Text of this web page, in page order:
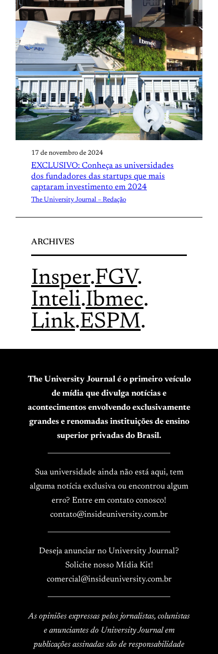
17 de novembro de 2024
EXCLUSIVO: Conheça as universidades
dos fundadores das startups que mais
captaram investimento em 2024
The University Journal – Redação
ARCHIVES
Insper.FGV.
Inteli.Ibmec.
Link.ESPM.
The University Journal é o primeiro veículo
de mídia que divulga notícias e
acontecimentos envolvendo exclusivamente
grandes e renomadas instituições de ensino
superior privadas do Brasil.
Sua universidade ainda não está aqui, tem
alguma notícia exclusiva ou encontrou algum
erro? Entre em contato conosco!
contato@insideuniversity.com.br
Deseja anunciar no University Journal?
Solicite nosso Mídia Kit!
comercial@insideuniversity.com.br
As opiniões expressas pelos jornalistas, colunistas
e anunciantes do University Journal em
publicações assinadas são de responsabilidade